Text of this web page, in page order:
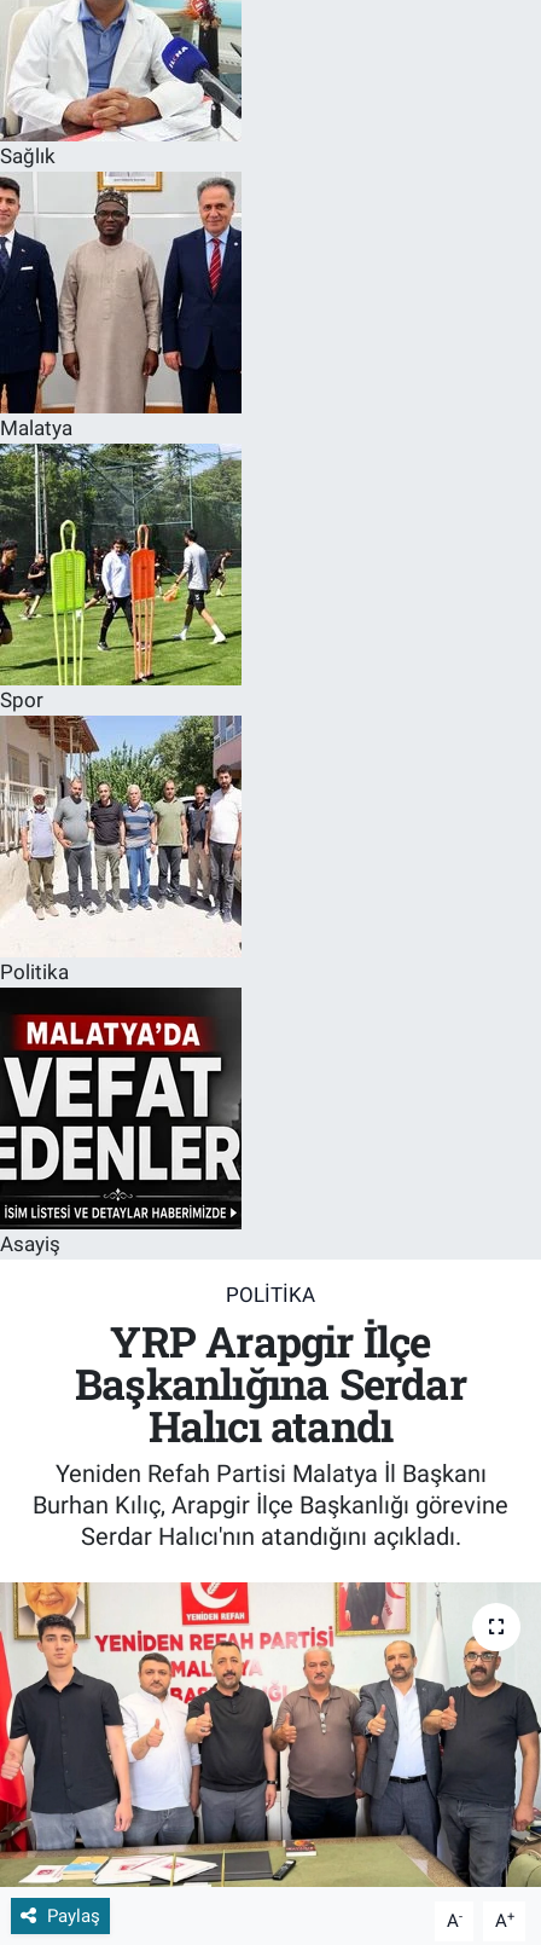
Sağlık
Malatya
Spor
Politika
Asayiş
POLITIKA
YRP Arapgir İlçe
Başkanlığına Serdar
Halıcı atandı
Yeniden Refah Partisi Malatya İl Başkanı
Burhan Kılıç, Arapgir İlçe Başkanlığı görevine
Serdar Halıcı'nın atandığını açıkladı.
Paylaş A- A+